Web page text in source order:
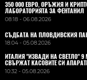
350 000 ЕВРО, ОРЪЖИЯ И
ЛАБОРАТОРИЯТА ЗА ФЕНТАНИЛ
08:18 - 06.08.2026
СЪДБАТА НА ПЛОВДИВСКИЯ
18:04 - 05.08.2026
ИТАЛИЯ "ИЗВАДИ НА СВЕТЛО"
СВЪРЖАТ КАСОВИТЕ СИ
10:32 - 05.08.2026